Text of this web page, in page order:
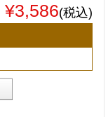
¥3,586(税込)